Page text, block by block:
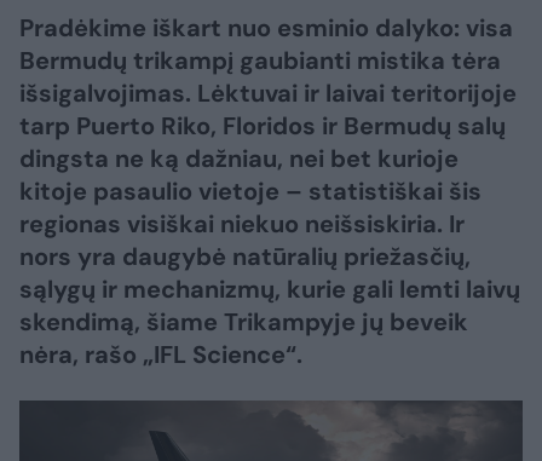
Pradėkime iškart nuo esminio dalyko: visa
Bermudų trikampį gaubianti mistika tėra
išsigalvojimas. Lėktuvai ir laivai teritorijoje
tarp Puerto Riko, Floridos ir Bermudų salų
dingsta ne ką dažniau, nei bet kurioje
kitoje pasaulio vietoje – statistiškai šis
regionas visiškai niekuo neišsiskiria. Ir
nors yra daugybė natūralių priežasčių,
sąlygų ir mechanizmų, kurie gali lemti laivų
skendimą, šiame Trikampyje jų beveik
nėra, rašo „IFL Science“.